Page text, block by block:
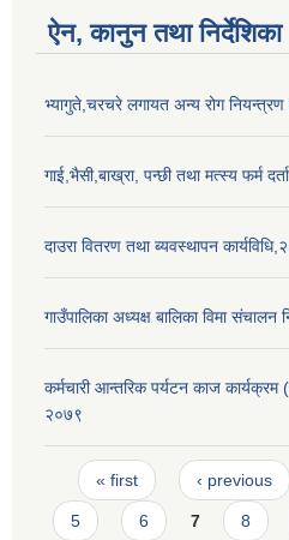
ऐन, कानुन तथा निर्देशिका
भ्यागुते,चरचरे लगायत अन्य रोग नियन्त्रण
गाई,भैसी,बाख्रा, पन्छी तथा मत्स्य फर्म
दाउरा वितरण तथा ब्यवस्थापन
गाउँपालिका अध्यक्ष बालिका विमा संचालन
कर्मचारी आन्तरिक पर्यटन काज कार्यक्रम
२०७९
Pages
« first ‹ previous
5 6 7 8